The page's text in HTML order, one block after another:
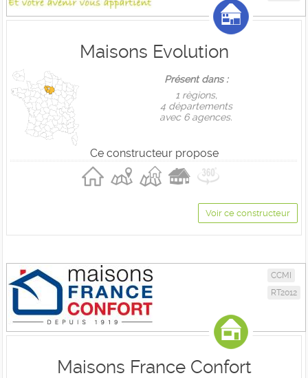
Maisons Evolution
Présent dans :
1 règions,
4 départements
avec 6 agences.
Ce constructeur propose
Voir ce constructeur
CCMI
RT2012
Maisons France Confort